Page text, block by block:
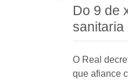
Do 9 de
sanitaria
O Real
que afiance